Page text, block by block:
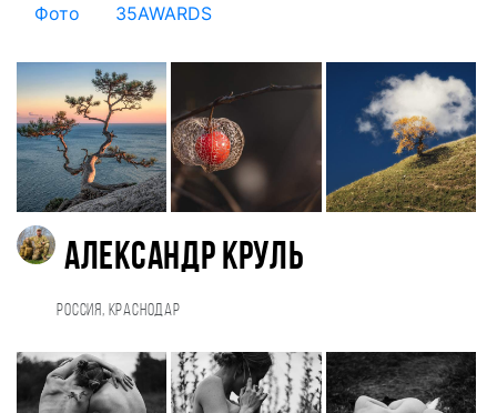
Фото 35AWARDS
Александр Круль
Россия, Краснодар